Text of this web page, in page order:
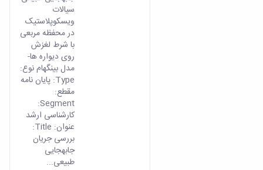
سیالات
ویسکوپلاستیک
در محفظه مربعی
با شرط لغزش
روی دیواره ها-
مدل بینگهام نوع:
Type: پایان نامه
مقطع:
Segment:
کارشناسی ارشد
عنوان: Title:
بررسی جریان
جابه­جایی
طبیعی...